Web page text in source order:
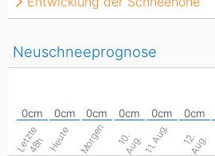
Neuschneeprognose
L
e
t
z
t
e
4
8
h Heute Morgen 10
.
A
u
g. 11. Aug. 12
.
A
u
g.